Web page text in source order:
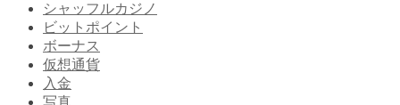
シャッフルカジノ
ビットポイント
ボーナス
仮想通貨
入金
写真